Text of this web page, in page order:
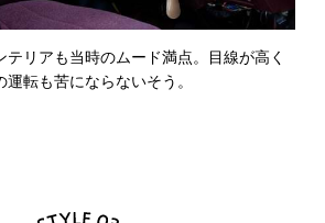
テリアも当時のムード満点。目線が高く
転も苦にならないそう。